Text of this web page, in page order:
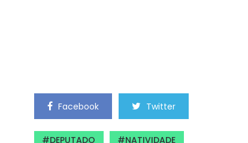
Facebook Twitter
DEPUTADO NATIVIDADE